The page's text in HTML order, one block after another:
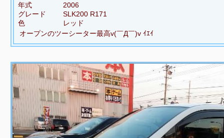
年式
2006
グレード
SLK200 R171
色
レッド
オープンのツーシーター最高v(￣Д￣)v ｲｴｲ